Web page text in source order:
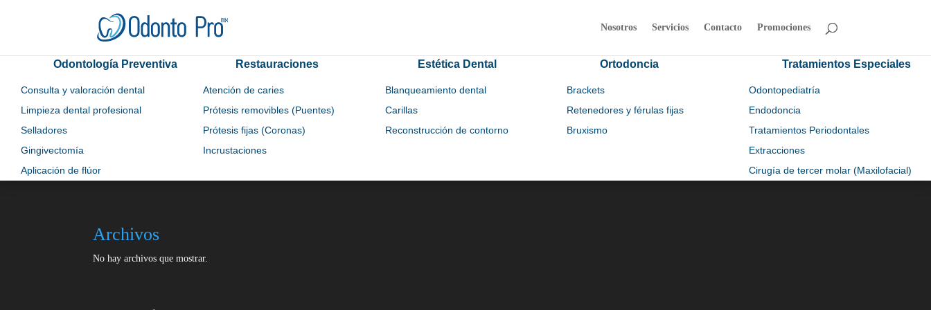
Nosotros Servicios Contacto Promociones
Odontología Preventiva
Consulta y valoración dental
Limpieza dental profesional
Selladores
Gingivectomía
Aplicación de flúor
Restauraciones
Atención de caries
Prótesis removibles (Puentes)
Prótesis fijas (Coronas)
Incrustaciones
Estética Dental
Blanqueamiento dental
Carillas
Reconstrucción de contorno
Ortodoncia
Brackets
Retenedores y férulas fijas
Bruxismo
Tratamientos Especiales
Odontopediatría
Endodoncia
Tratamientos Periodontales
Extracciones
Cirugía de tercer molar (Maxilofacial)
Archivos
No hay archivos que mostrar.